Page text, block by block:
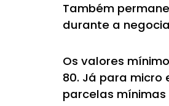
Também
durante a
Os valores
80. Já para micro
parcelas mínimas